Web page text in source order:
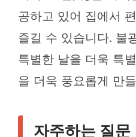
공하고 있어 집에서
즐길 수 있습니다. 불
특별한 날을 더욱 특
을 더욱 풍요롭게 만
자주하는 질문